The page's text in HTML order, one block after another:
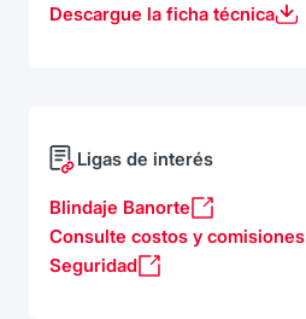
Descargue la ficha técnica
Ligas de interés
Blindaje Banorte
Consulte costos y comisiones
Seguridad